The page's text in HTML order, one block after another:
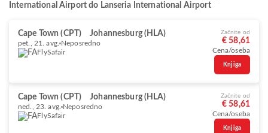
International Airport do Lanseria International Airport
Cape Town (CPT) Johannesburg (HLA)
pet., 21. avg. Neposredno
FlySafair
Začnite od
€ 58,61
Cena/oseba
Knjiga
Cape Town (CPT) Johannesburg (HLA)
ned., 23. avg. Neposredno
FlySafair
Začnite od
€ 58,61
Cena/oseba
Knjiga